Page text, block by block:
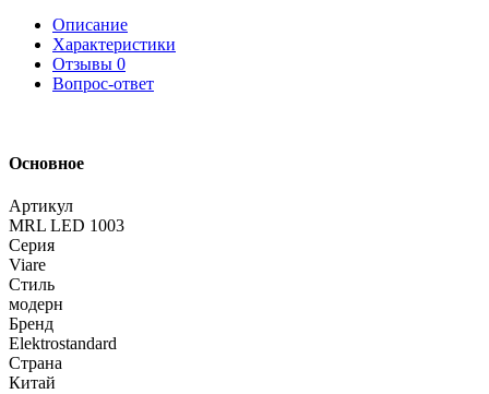
Описание
Характеристики
Отзывы 0
Вопрос-ответ
Основное
Артикул
MRL LED 1003
Серия
Viare
Стиль
модерн
Бренд
Elektrostandard
Страна
Китай